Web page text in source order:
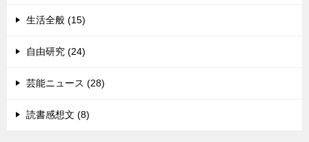
生活全般 (15)
自由研究 (24)
芸能ニュース (28)
読書感想文 (8)